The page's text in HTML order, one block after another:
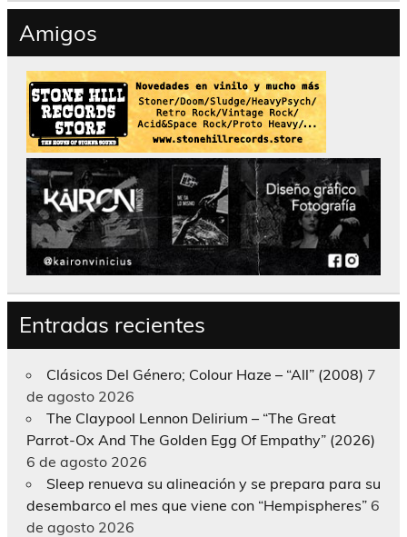
Amigos
Entradas recientes
Clásicos Del Género; Colour Haze – “All” (2008) 7
de agosto 2026
The Claypool Lennon Delirium – “The Great
Parrot-Ox And The Golden Egg Of Empathy” (2026)
6 de agosto 2026
Sleep renueva su alineación y se prepara para su
desembarco el mes que viene con “Hempispheres” 6
de agosto 2026